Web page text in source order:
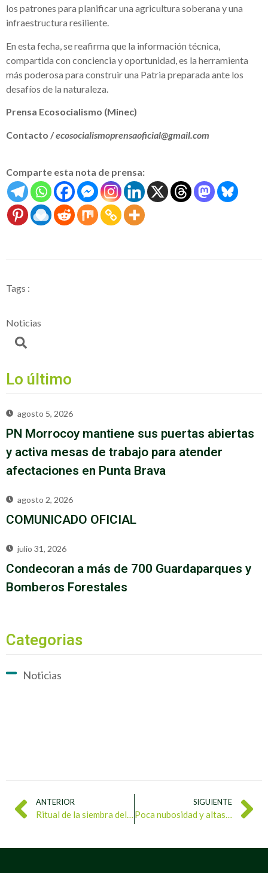
los patrones para planificar una agricultura soberana y una
infraestructura resiliente.
En esta fecha, se reafirma que la información técnica,
compartida con conciencia y oportunidad, es la herramienta
más poderosa para construir una Patria preparada ante los
desafíos de la naturaleza.
Prensa Ecosocialismo (Minec)
Contacto /ecosocialismoprensaoficial@gmail.com
Comparte esta nota de prensa:
Tags :
Noticias
Lo último
agosto 5, 2026
PN Morrocoy mantiene sus puertas abiertas
y activa mesas de trabajo para atender
afectaciones en Punta Brava
agosto 2, 2026
COMUNICADO OFICIAL
julio 31, 2026
Condecoran a más de 700 Guardaparques y
Bomberos Forestales
Categorias
Noticias
ANTERIOR
Ritual de la siembra del agua conecta el cuidado ambiental con la cultura ancestral
SIGUIENTE
Poca nubosidad y altas temperaturas predominarán este lunes en buena parte del país